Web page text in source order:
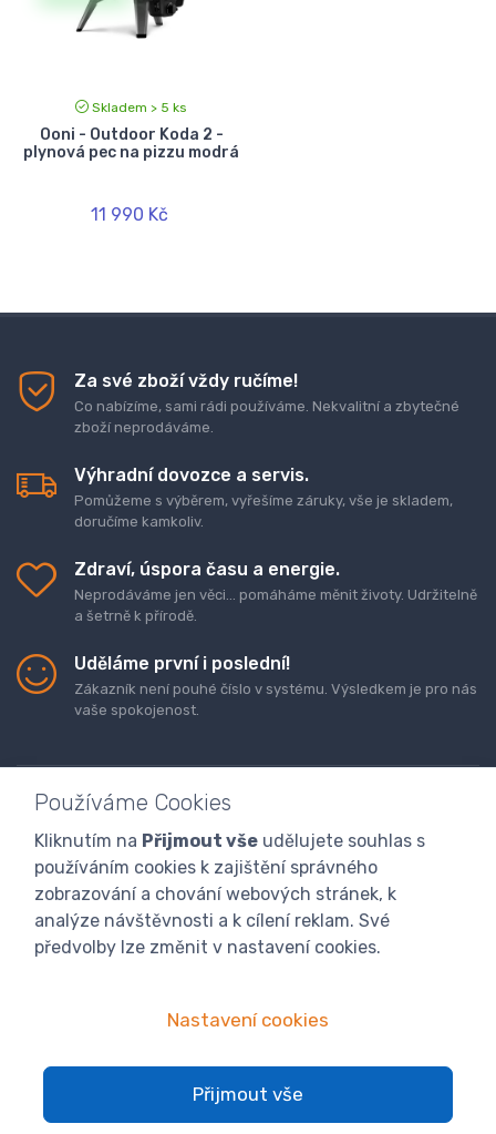
Skladem > 5 ks
Ooni - Outdoor Koda 2 -
plynová pec na pizzu modrá
11 990 Kč
Za své zboží vždy ručíme!
Co nabízíme, sami rádi používáme. Nekvalitní a zbytečné
zboží neprodáváme.
Výhradní dovozce a servis.
Pomůžeme s výběrem, vyřešíme záruky, vše je skladem,
doručíme kamkoliv.
Zdraví, úspora času a energie.
Neprodáváme jen věci... pomáháme měnit životy. Udržitelně
a šetrně k přírodě.
Uděláme první i poslední!
Zákazník není pouhé číslo v systému. Výsledkem je pro nás
vaše spokojenost.
Doprava a platba zboží Kontaktujte nás
GDPR
Obchodní podmínky
Odstoupení od smlouvy
Program digitalizace
© 2024 atranet.czNastavení cookies
Používáme Cookies
Kliknutím na Přijmout vše udělujete souhlas s
používáním cookies k zajištění správného
zobrazování a chování webových stránek, k
analýze návštěvnosti a k cílení reklam. Své
předvolby lze změnit v nastavení cookies.
Nastavení cookies
Přijmout vše